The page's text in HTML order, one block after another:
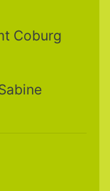
Coburg